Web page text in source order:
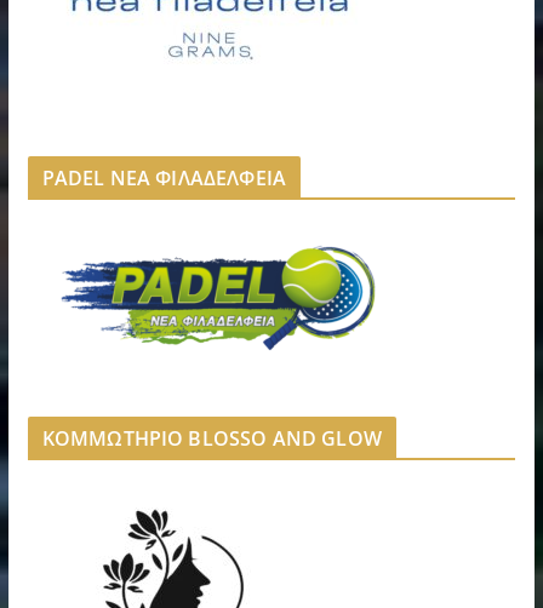
PADEL ΝΕΑ ΦΙΛΑΔΕΛΦΕΙΑ
ΚΟΜΜΩΤΗΡΙΟ BLOSSO AND GLOW